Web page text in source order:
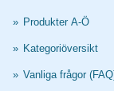
» Produkter A-Ö
» Kategoriöversikt
» Vanliga frågor